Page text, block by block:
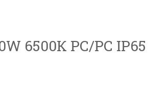
6500К PC/PC IP65